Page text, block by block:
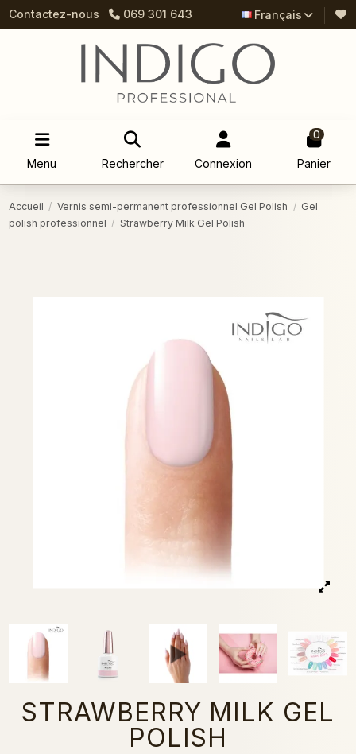
Contactez-nous 069 301 643 Français
Menu Rechercher Connexion
0
Panier
Accueil Vernis semi-permanent professionnel Gel Polish
Gel
polish professionnel
Strawberry Milk Gel Polish
STRAWBERRY MILK GEL
POLISH